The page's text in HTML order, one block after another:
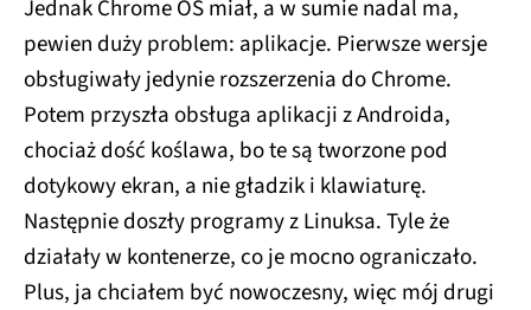
Jednak Chrome OS miał, a w sumie nadal ma,
pewien duży problem: aplikacje. Pierwsze wersje
obsługiwały jedynie rozszerzenia do Chrome.
Potem przyszła obsługa aplikacji z Androida,
chociaż dość koślawa, bo te są tworzone pod
dotykowy ekran, a nie gładzik i klawiaturę.
Następnie doszły programy z Linuksa. Tyle że
działały w kontenerze, co je mocno ograniczało.
Plus, ja chciałem być nowoczesny, więc mój drugi